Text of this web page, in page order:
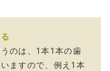
のは、1本1本の歯
ますので、例え1本